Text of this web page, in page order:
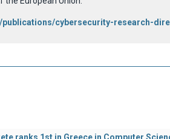
publications/cybersecurity-research-